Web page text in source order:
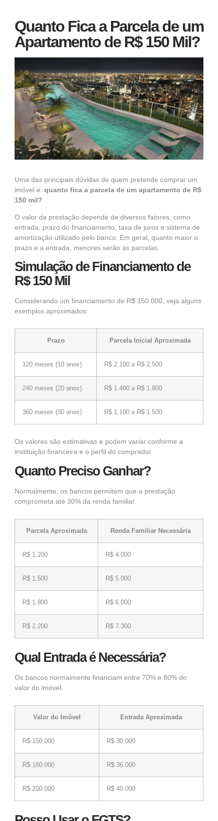
Quanto Fica a Parcela de um
Apartamento de R$ 150 Mil?
Uma das principais dúvidas de quem pretende comprar um
imóvel é: quanto fica a parcela de um apartamento de R$
150 mil?
O valor da prestação depende de diversos fatores, como
entrada, prazo do financiamento, taxa de juros e sistema de
amortização utilizado pelo banco. Em geral, quanto maior o
prazo e a entrada, menores serão as parcelas.
Simulação de Financiamento de
R$ 150 Mil
Considerando um financiamento de R$ 150.000, veja alguns
exemplos aproximados:
Prazo Parcela Inicial Aproximada
120 meses (10 anos) R$ 2.100 a R$ 2.500
240 meses (20 anos) R$ 1.400 a R$ 1.800
360 meses (30 anos) R$ 1.100 a R$ 1.500
Os valores são estimativas e podem variar conforme a
instituição financeira e o perfil do comprador.
Quanto Preciso Ganhar?
Normalmente, os bancos permitem que a prestação
comprometa até 30% da renda familiar.
Parcela Aproximada Renda Familiar Necessária
R$ 1.200 R$ 4.000
R$ 1.500 R$ 5.000
R$ 1.800 R$ 6.000
R$ 2.200 R$ 7.300
Qual Entrada é Necessária?
Os bancos normalmente financiam entre 70% e 80% do
valor do imóvel.
Valor do Imóvel Entrada Aproximada
R$ 150.000 R$ 30.000
R$ 180.000 R$ 36.000
R$ 200.000 R$ 40.000